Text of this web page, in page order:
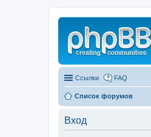
Ссылки FAQ
Список форумов
Вход